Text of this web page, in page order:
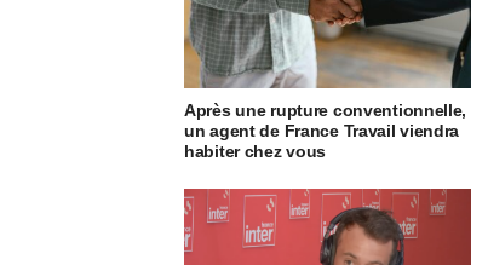
Après une rupture conventionnelle,
un agent de France Travail viendra
habiter chez vous